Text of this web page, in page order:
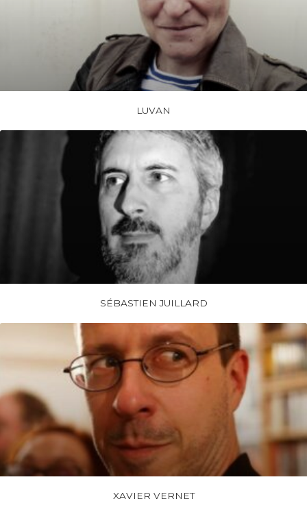
LUVAN
SÉBASTIEN JUILLARD
XAVIER VERNET